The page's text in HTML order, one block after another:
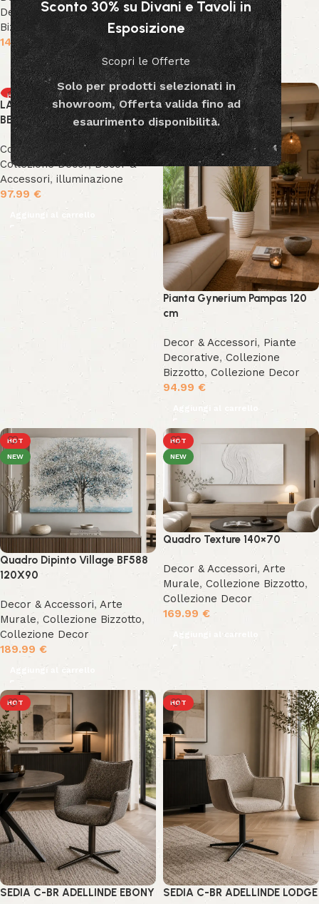
Sconto 30% su Divani e Tavoli in
Esposizione
Scopri le Offerte
Solo per prodotti selezionati in
showroom, Offerta valida fino ad
esaurimento disponibilità.
Decorativi,Collezione
Bizzotto, Collezione Decor
149.99
€
Aggiungi al carrello
HOT
NEW
LAMPADA TAVOLO NEEV
BEIGE H57
Collezione Bizzotto ,
Collezione Decor,Decor &
Accessori, illuminazione
97.99 €
Aggiungi al carrello
Pianta Gynerium Pampas 120
cm
Decor & Accessori, Piante
Decorative, Collezione
Bizzotto, Collezione Decor
94.99 €
HOT
NEW
Quadro Dipinto Village BF588
120X90
Decor & Accessori, Arte
Murale, Collezione Bizzotto,
Collezione Decor
189.99 €
Aggiungi al carrello
HOT
NEW
Quadro Texture 140×70
Decor & Accessori, Arte
Murale, Collezione Bizzotto,
Collezione Decor
169.99 €
Aggiungi al carrello
HOT
SEDIA C-BR ADELLINDE EBONY
HOT
SEDIA C-BR ADELLINDE LODGE